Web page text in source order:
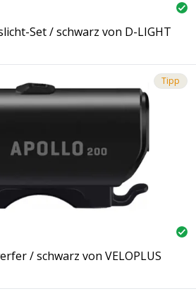
Set / schwarz von D-LIGHT
Tipp
/ schwarz von VELOPLUS